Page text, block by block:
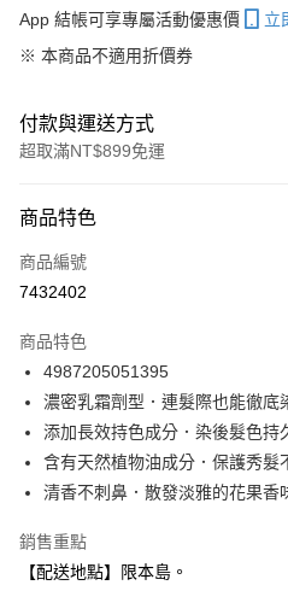
App 結帳可享專屬活動優惠價
立
※ 本商品不適用折價券
付款與運送方式
超取滿NT$899免運
信用卡一次付款
超商取貨付款
Apple Pay
街口支付
悠遊付
Google Pay
全盈+PAY
商品特色
商品編號
7432402
商品特色
4987205051395
濃密乳霜劑型．連髮際也能徹底
添加長效持色成分．染後髮色持
含有天然植物油成分．保護秀髮
清香不刺鼻．散發淡雅的花果香
銷售重點
【配送地點】限本島。